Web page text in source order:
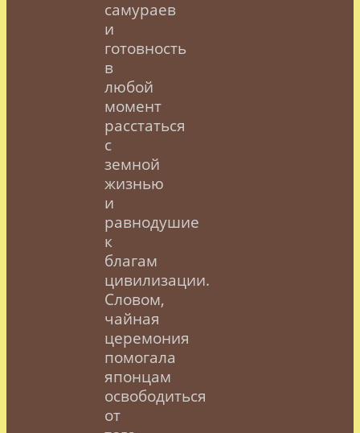
самураев
и
готовность
в
любой
момент
расстаться
с
земной
жизнью
и
равнодушие
к
благам
цивилизации.
Словом,
чайная
церемония
помогала
японцам
освободиться
от